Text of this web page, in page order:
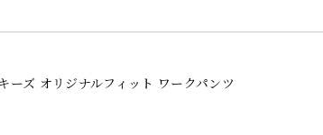
ズ オリジナルフィット ワークパンツ